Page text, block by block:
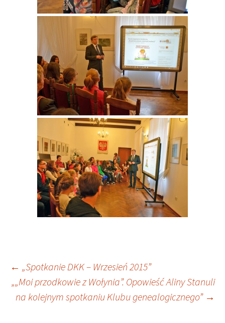
Nawigacja
wpisu
← „Spotkanie DKK – Wrzesień 2015”
„„Moi przodkowie z Wołynia”. Opowieść Aliny Stanuli
na kolejnym spotkaniu Klubu genealogicznego” →